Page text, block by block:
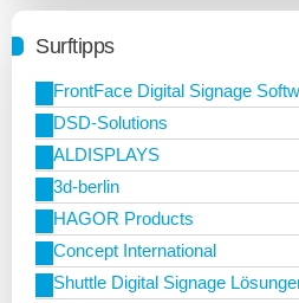
Surftipps
FrontFace Digital Signage
DSD-Solutions
ALDISPLAYS
3d-berlin
HAGOR Products
Concept International
Shuttle Digital Signage